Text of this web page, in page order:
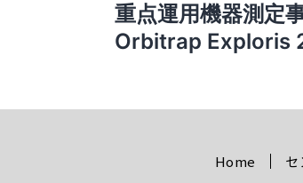
重点運用機器測定
Orbitrap Exploris
Home セ